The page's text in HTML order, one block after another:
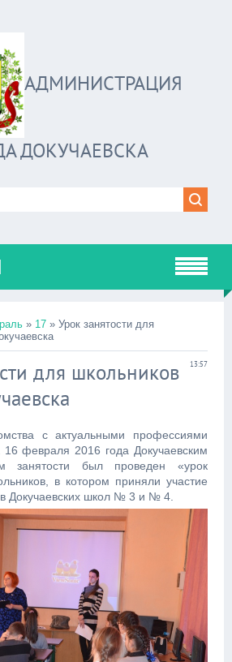
АДМИНИСТРАЦИЯ
ДОКУЧАЕВСКА
» 17 » Урок занятости для
13:57
для школьников
с актуальными профессиями
16 февраля 2016 года Докучаевским
занятости был проведен «урок
в котором приняли участие
Докучаевских школ № 3 и № 4.